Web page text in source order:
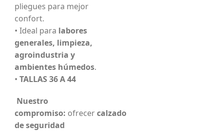
pliegues para mejor
confort.
• Ideal para labores
generales, limpieza,
agroindustria y
ambientes húmedos.
• TALLAS 36 A 44
Nuestro
compromiso: ofrecercalzado
de seguridad